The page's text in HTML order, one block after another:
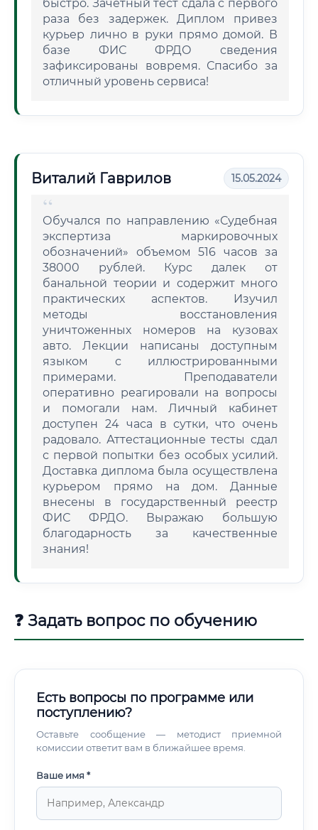
быстро. Зачетный тест сдала с первого
раза без задержек. Диплом привез
курьер лично в руки прямо домой. В
базе ФИС ФРДО сведения
зафиксированы вовремя. Спасибо за
отличный уровень сервиса!
Виталий Гаврилов 15.05.2024
Обучался по направлению «Судебная
экспертиза маркировочных
обозначений» объемом 516 часов за
38000 рублей. Курс далек от
банальной теории и содержит много
практических аспектов. Изучил
методы восстановления
уничтоженных номеров на кузовах
авто. Лекции написаны доступным
языком с иллюстрированными
примерами. Преподаватели
оперативно реагировали на вопросы
и помогали нам. Личный кабинет
доступен 24 часа в сутки, что очень
радовало. Аттестационные тесты сдал
с первой попытки без особых усилий.
Доставка диплома была осуществлена
курьером прямо на дом. Данные
внесены в государственный реестр
ФИС ФРДО. Выражаю большую
благодарность за качественные
знания!
❓ Задать вопрос по обучению
Есть вопросы по программе или
поступлению?
Оставьте сообщение — методист приемной
комиссии ответит вам в ближайшее время.
Ваше имя *